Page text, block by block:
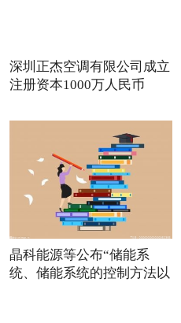
深圳正杰空调有限公司成立
注册资本1000万人民币
晶科能源等公布“储能系
统、储能系统的控制方法以